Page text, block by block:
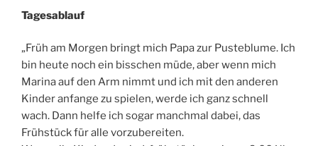
Tagesablauf
„Früh am Morgen bringt mich Papa zur Pusteblume. Ich
bin heute noch ein bisschen müde, aber wenn mich
Marina auf den Arm nimmt und ich mit den anderen
Kinder anfange zu spielen, werde ich ganz schnell
wach. Dann helfe ich sogar manchmal dabei, das
Frühstück für alle vorzubereiten.